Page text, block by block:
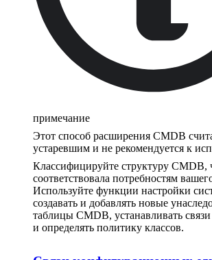
примечание
Этот способ расширения CMDB
устаревшим и не рекомендуется к
Классифицируйте структуру CMDB,
соответствовала потребностям
Используйте функции настройки
создавать и добавлять новые
таблицы CMDB, устанавливать
и определять политику классов.